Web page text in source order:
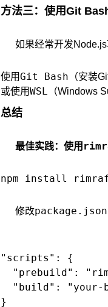
方法三：使用Git
如果经常开发Node.js
使用Git Bash （安装
或使用WSL （Windows
总结
最佳实践：使用
修改package.json
"scripts": {
"prebuild":
"build": "your-